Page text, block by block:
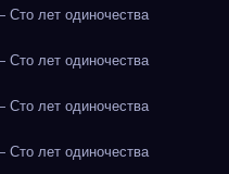
Сто лет одиночества
Сто лет одиночества
Сто лет одиночества
Сто лет одиночества